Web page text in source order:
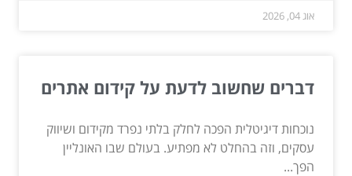
אוג 04, 2026
דברים שחשוב לדעת על קידום אתרים
נוכחות דיגיטלית הפכה לחלק בלתי נפרד מקידום ושיווק
עסקים, וזה בהחלט לא מפתיע. בעולם שבו האונליין
הפך...